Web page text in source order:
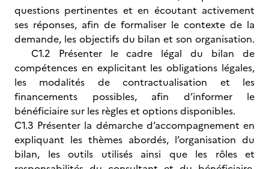
questions pertinentes et en écoutant activement
ses réponses, afin de formaliser le contexte de la
demande, les objectifs du bilan et son organisation.
C1.2 Présenter le cadre légal du bilan de
compétences en explicitant les obligations légales,
les modalités de contractualisation et les
financements possibles, afin d’informer le
bénéficiaire sur les règles et options disponibles.
C1.3 Présenter la démarche d’accompagnement en
expliquant les thèmes abordés, l’organisation du
bilan, les outils utilisés ainsi que les rôles et